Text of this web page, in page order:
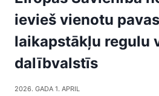
ievieš vienotu
laikapstākļu regulu
dalībvalstīs
2026. GADA 1. APRIL